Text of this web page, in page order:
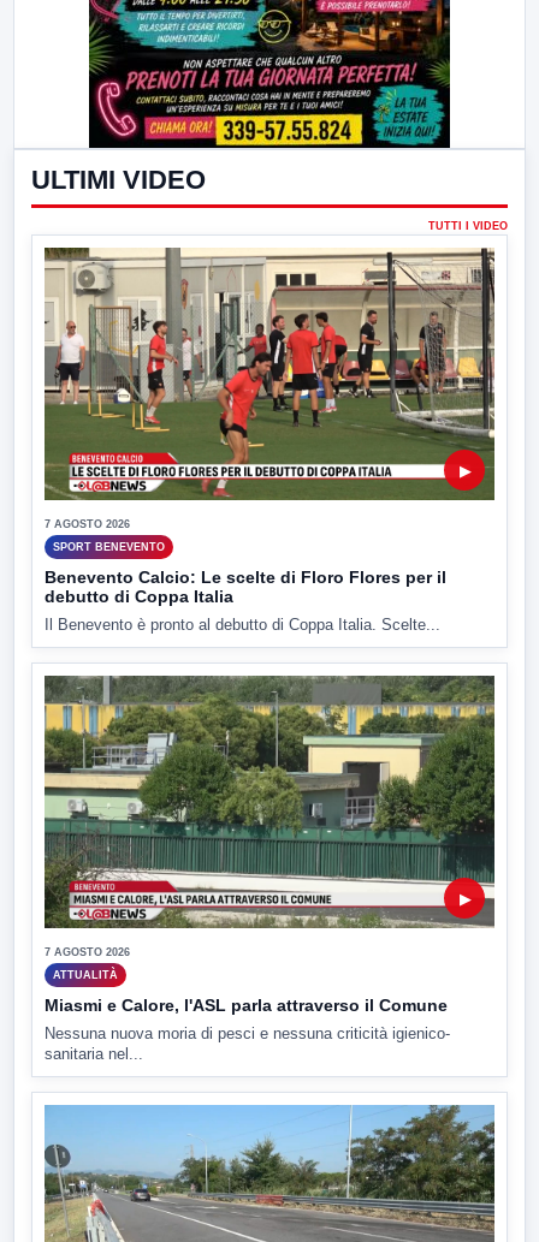
ULTIMI VIDEO
TUTTI I VIDEO
▶
7 AGOSTO 2026
SPORT BENEVENTO
Benevento Calcio: Le scelte di Floro Flores per il
debutto di Coppa Italia
Il Benevento è pronto al debutto di Coppa Italia. Scelte...
▶
7 AGOSTO 2026
ATTUALITÀ
Miasmi e Calore, l'ASL parla attraverso il Comune
Nessuna nuova moria di pesci e nessuna criticità igienico-
sanitaria nel...